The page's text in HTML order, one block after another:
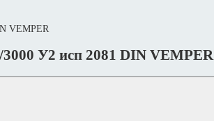
VEMPER
У2 исп 2081 DIN VEMPER